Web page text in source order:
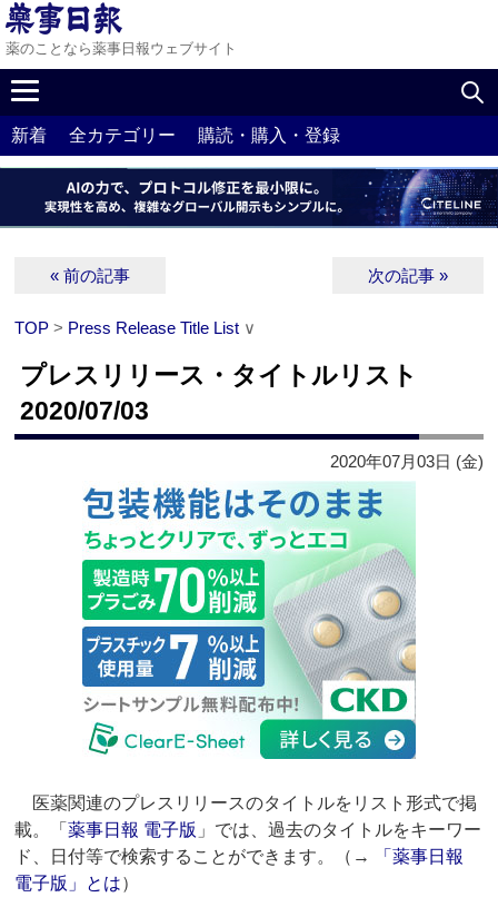
薬のことなら薬事日報ウェブサイト
新着 全カテゴリー 購読・購入・登録
« 前の記事 次の記事 »
TOP > Press Release Title List ∨
プレスリリース・タイトルリスト
2020/07/03
2020年07月03日 (金)
医薬関連のプレスリリースのタイトルをリスト形式で掲
載。「薬事日報 電子版 」では、過去のタイトルをキーワー
ド、日付等で検索することができます。（→
「薬事日報
電子版」とは）